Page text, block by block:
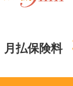
月払保険料